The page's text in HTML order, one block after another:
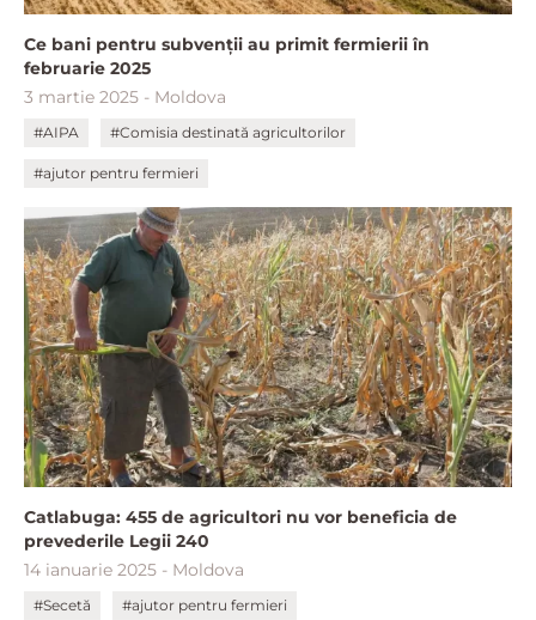
Ce bani pentru subvenții au primit fermierii în
februarie 2025
3 martie 2025 - Moldova
#AIPA #Comisia destinată agricultorilor
#ajutor pentru fermieri
Catlabuga: 455 de agricultori nu vor beneficia de
prevederile Legii 240
14 ianuarie 2025 - Moldova
#Secetă #ajutor pentru fermieri